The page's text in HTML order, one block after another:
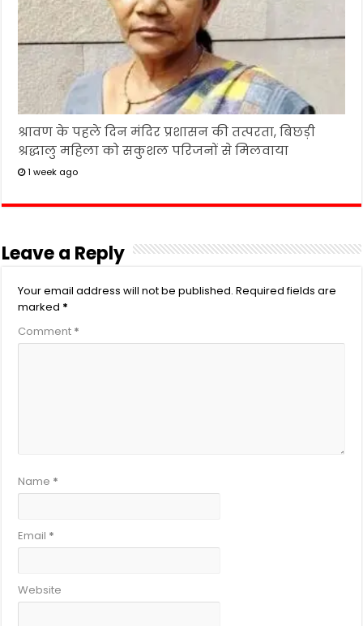
श्रावण के पहले दिन मंदिर प्रशासन की तत्परता, बिछड़ी
श्रद्धालु महिला को सकुशल परिजनों से मिलवाया
1 week ago
Leave a Reply
Your email address will not be published. Required fields are
marked *
Comment *
Name *
Email *
Website